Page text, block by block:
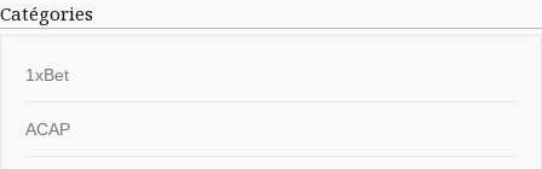
Catégories
1xBet
ACAP